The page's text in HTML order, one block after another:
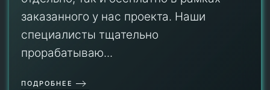
заказанного у нас проекта. Наши
специалисты тщательно
прорабатываю...
ПОДРОБНЕЕ